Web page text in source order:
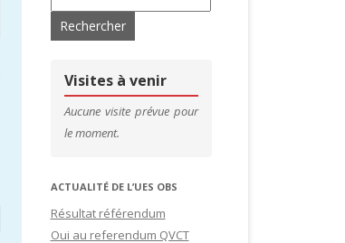
& LIENS UTILES
SYNDICAT DES CADRESVisites à venir
Aucune visite prévue pour
le moment.
ACTUALITÉ DE L’UES OBS
Résultat référendum
Oui au referendum QVCT